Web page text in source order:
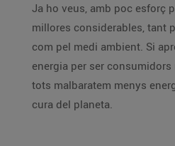
Ja ho veus, amb poc esforç
millores considerables, tant per la nostra butxaca
com pel medi ambient. Si
energia per ser
tots malbaratem menys energia i contribuïm a la
cura del planeta.